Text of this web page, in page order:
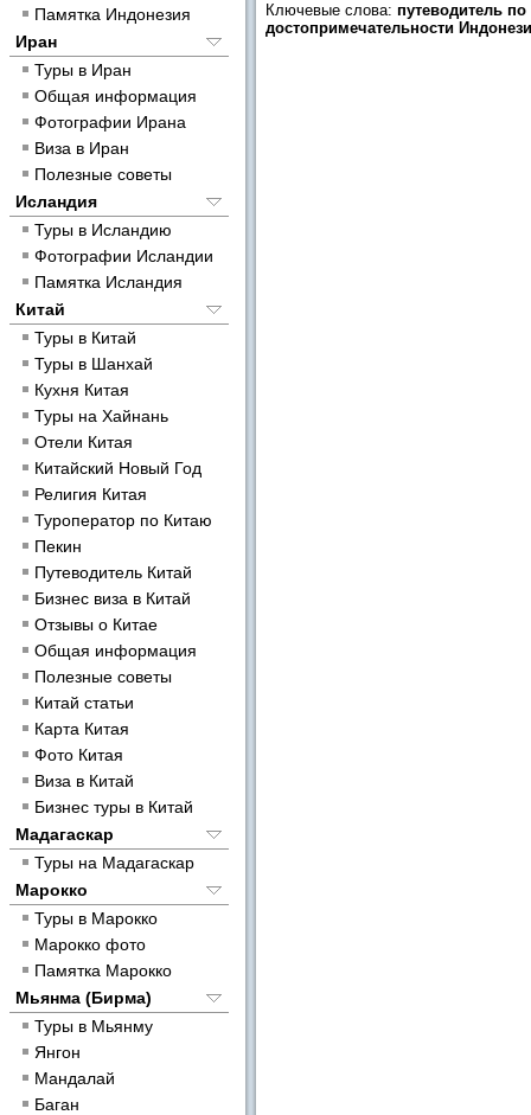
Памятка Индонезия
Иран
Туры в Иран
Общая информация
Фотографии Ирана
Виза в Иран
Полезные советы
Исландия
Туры в Исландию
Фотографии Исландии
Памятка Исландия
Китай
Туры в Китай
Туры в Шанхай
Кухня Китая
Туры на Хайнань
Отели Китая
Китайский Новый Год
Религия Китая
Туроператор по Китаю
Пекин
Путеводитель Китай
Бизнес виза в Китай
Отзывы о Китае
Общая информация
Полезные советы
Китай статьи
Карта Китая
Фото Китая
Виза в Китай
Бизнес туры в Китай
Мадагаскар
Туры на Мадагаскар
Марокко
Туры в Марокко
Марокко фото
Памятка Марокко
Мьянма (Бирма)
Туры в Мьянму
Янгон
Мандалай
Баган
Ключевые слова: путеводитель
достопримечательности